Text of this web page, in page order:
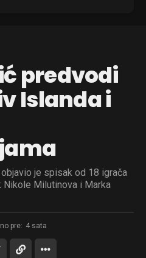
predvodi
Islanda i
je spisak od 18 igrača
Milutinova i Marka
pre: 4 sata